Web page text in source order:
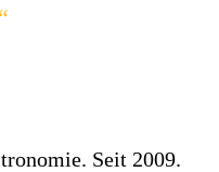
Seit 2009.